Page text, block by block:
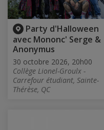
Party d'Halloween
avec Mononc' Serge &
Anonymus
30 octobre 2026, 20h00
Collège Lionel-Groulx -
Carrefour étudiant, Sainte-
Thérèse, QC